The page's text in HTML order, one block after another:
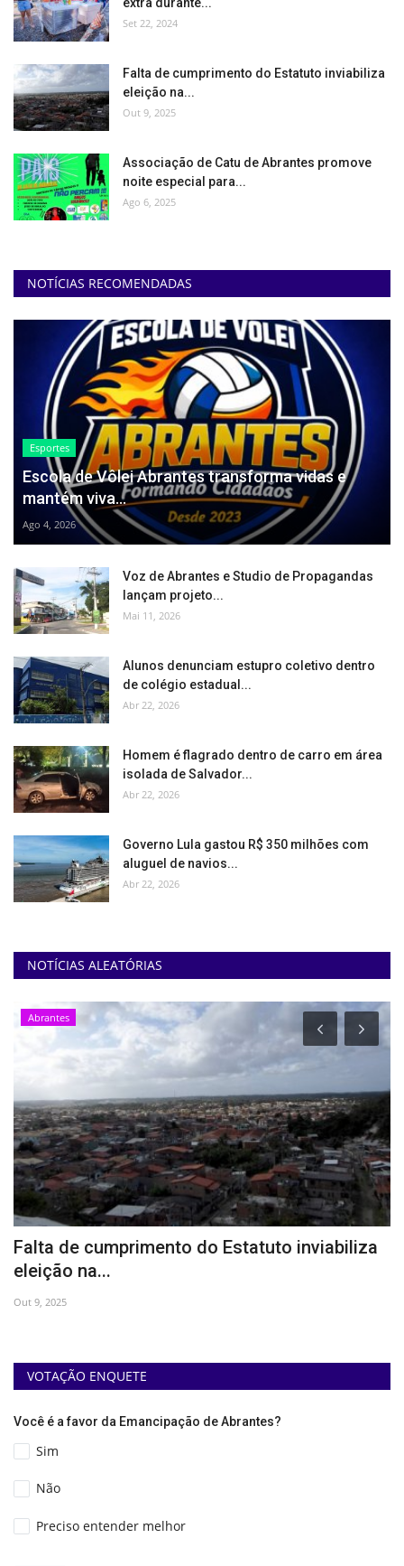
Set 22, 2024
Falta de cumprimento do Estatuto inviabiliza
eleição na...
Out 9, 2025
Associação de Catu de Abrantes promove
noite especial para...
Ago 6, 2025
NOTÍCIAS RECOMENDADAS
Esportes
Escola de Vôlei Abrantes transforma vidas e
mantém viva...
Ago 4, 2026
Voz de Abrantes e Studio de Propagandas
lançam projeto...
Mai 11, 2026
Alunos denunciam estupro coletivo dentro
de colégio estadual...
Abr 22, 2026
Homem é flagrado dentro de carro em área
isolada de Salvador...
Abr 22, 2026
Governo Lula gastou R$ 350 milhões com
aluguel de navios...
Abr 22, 2026
NOTÍCIAS ALEATÓRIAS
Abrantes
Falta de cumprimento do Estatuto inviabiliza
eleição na...
Out 9, 2025
VOTAÇÃO ENQUETE
Você é a favor da Emancipação de Abrantes?
Sim
Não
Preciso entender melhor